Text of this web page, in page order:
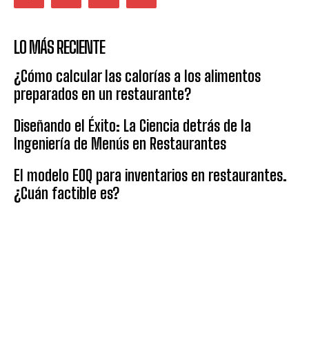
LO MÁS RECIENTE
¿Cómo calcular las calorías a los alimentos
preparados en un restaurante?
Diseñando el Éxito: La Ciencia detrás de la
Ingeniería de Menús en Restaurantes
El modelo EOQ para inventarios en restaurantes.
¿Cuán factible es?